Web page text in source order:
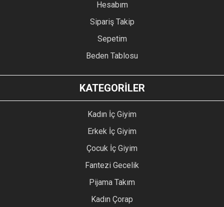
Hesabım
Sipariş Takip
Sepetim
Beden Tablosu
KATEGORİLER
Kadın İç Giyim
Erkek İç Giyim
Çocuk İç Giyim
Fantezi Gecelik
Pijama Takım
Kadın Çorap